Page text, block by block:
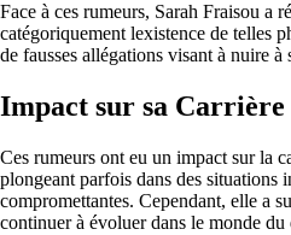
Face à ces rumeurs, Sarah Fraisou a
catégoriquement lexistence de telles
de fausses allégations visant à nuire à
Impact sur sa Carrière
Ces rumeurs ont eu un impact sur la
plongeant parfois dans des situations
compromettantes. Cependant, elle a
continuer à évoluer dans le monde du